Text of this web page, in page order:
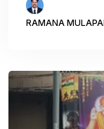
RAMANA